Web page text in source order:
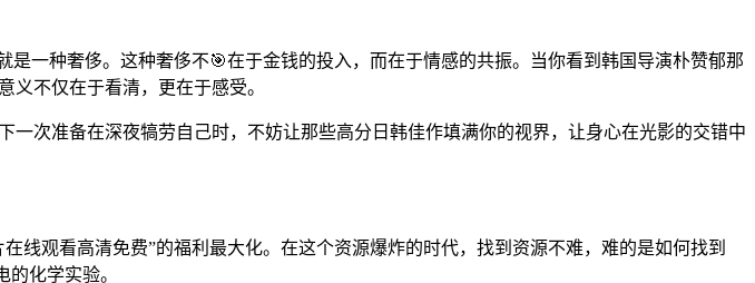
一种奢侈。这种奢侈不🎯在于金钱的投入，而在于情感的共振。当你看到韩国导演朴赞郁那
不仅在于看清，更在于感受。
次准备在深夜犒劳自己时，不妨让那些高分日韩佳作填满你的视界，让身心在光影的交错中
线观看高清免费”的福利最大化。在这个资源爆炸的时代，找到资源不难，难的是如何找到
化学实验。